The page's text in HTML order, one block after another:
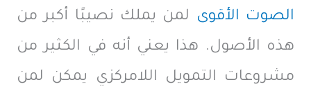
الصوت الأقوى لمن يملك نصيبًا أكبر من
هذه الأصول. هذا يعني أنه في الكثير من
مشروعات التمويل اللامركزي يمكن لمن